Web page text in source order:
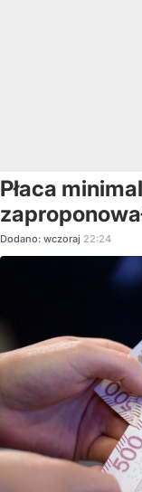
Płaca
Dodano: wczoraj 22:24